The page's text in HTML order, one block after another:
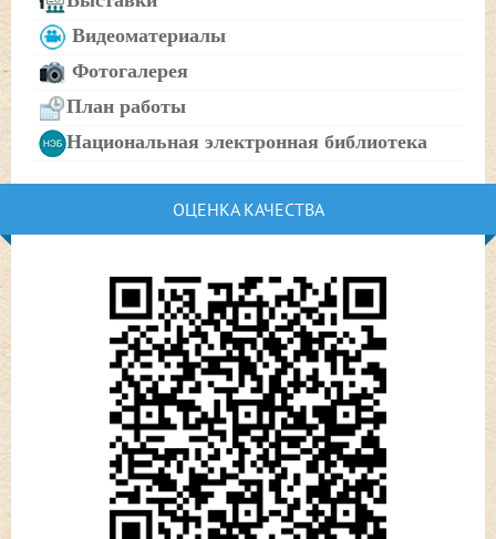
Видеоматериалы
Фотогалерея
План работы
Национальная электронная библиотека
ОЦЕНКА КАЧЕСТВА